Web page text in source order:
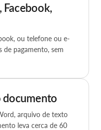
Facebook,
ou telefone ou e-
de pagamento, sem
documento
arquivo de texto
leva cerca de 60